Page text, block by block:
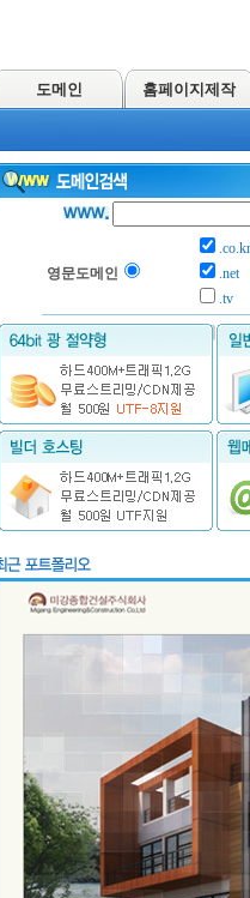
도메인 홈페이지제작
영문도메인
.co.kr
.net
.tv
한글도메인 .com